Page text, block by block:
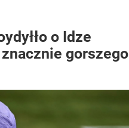
o Idze
gorszego